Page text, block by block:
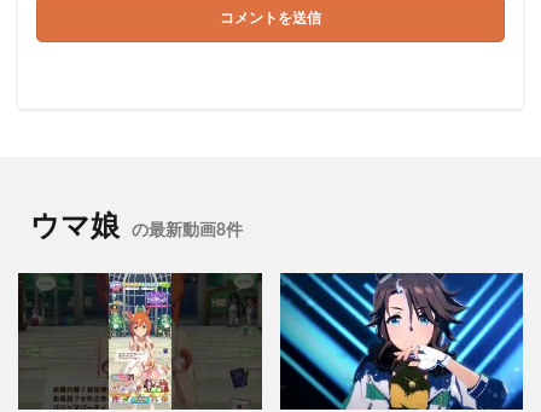
ウマ娘 の最新動画8件